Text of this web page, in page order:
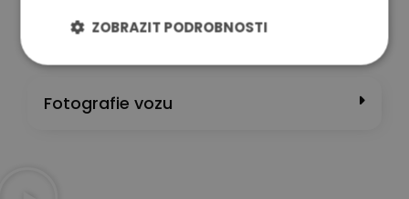
PC diagnostika
Fotografie vozu
ZOBRAZIT PODROBNOSTI